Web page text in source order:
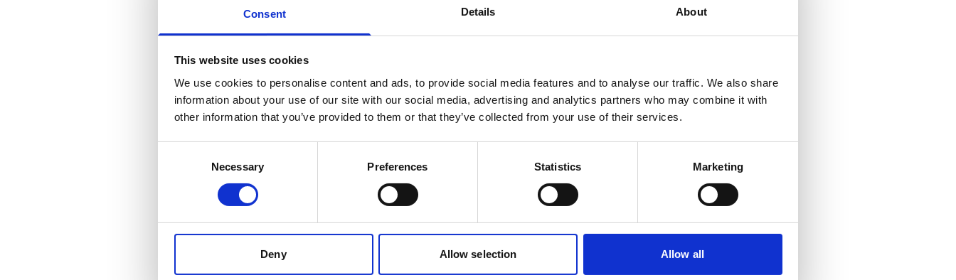
Consent Details About
This website uses cookies
We use cookies to personalise content and ads, to provide social media features and to analyse our traffic. We also share
information about your use of our site with our social media, advertising and analytics partners who may combine it with
other information that you’ve provided to them or that they’ve collected from your use of their services.
Necessary Preferences Statistics Marketing
Deny Allow selection Allow all